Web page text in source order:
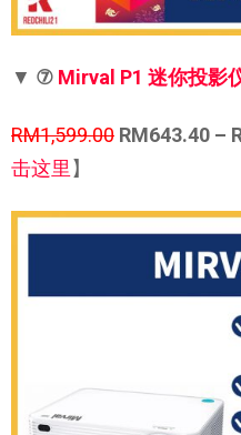
▼ ⑦ Mirval P1 迷你投影
RM1,599.00 RM643.40 –
击这里 】